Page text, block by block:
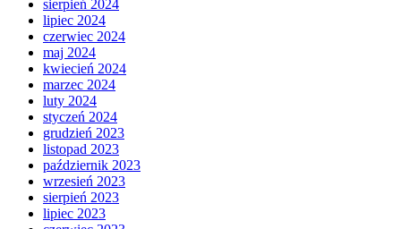
sierpień 2024
lipiec 2024
czerwiec 2024
maj 2024
kwiecień 2024
marzec 2024
luty 2024
styczeń 2024
grudzień 2023
listopad 2023
październik 2023
wrzesień 2023
sierpień 2023
lipiec 2023